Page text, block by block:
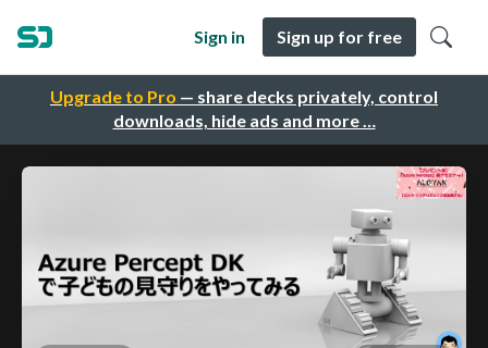
Upgrade to Pro — share decks privately, control
downloads, hide ads and more …
Sign in Sign up for free